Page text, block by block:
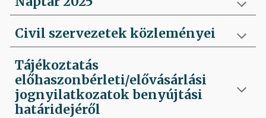
Civil szervezetek közleményei
Tájékoztatás
előhaszonbérleti/elővásárlási
jognyilatkozatok benyújtási
határidejéről